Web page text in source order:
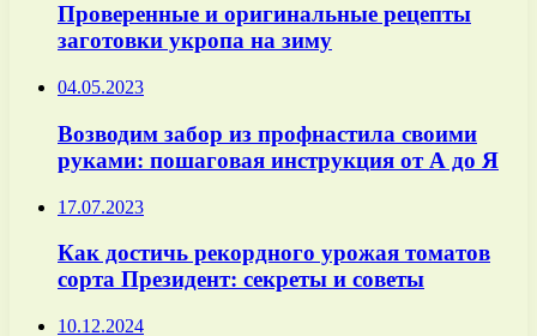
Проверенные и оригинальные рецепты
заготовки укропа на зиму
04.05.2023
Возводим забор из профнастила своими
руками: пошаговая инструкция от А до Я
17.07.2023
Как достичь рекордного урожая томатов
сорта Президент: секреты и советы
10.12.2024